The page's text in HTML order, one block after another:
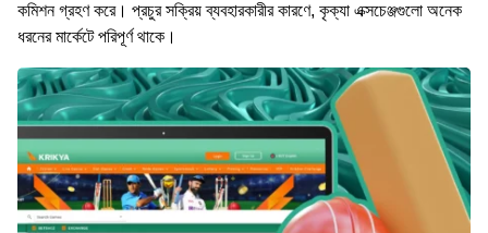
কমিশন গ্রহণ করে। প্রচুর সক্রিয় ব্যবহারকারীর কারণে, কৃক্যা এক্সচেঞ্জগুলো অনেক
ধরনের মার্কেটে পরিপূর্ণ থাকে।